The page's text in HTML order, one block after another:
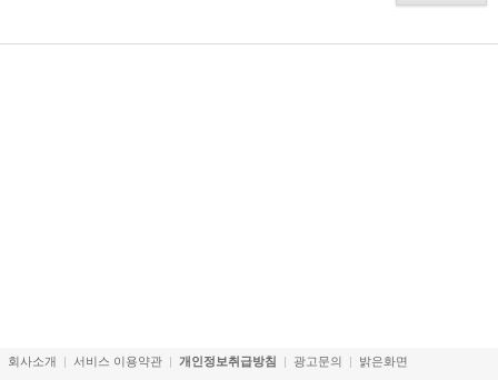
회사소개 서비스 이용약관 개인정보취급방침 광고문의 밝은화면